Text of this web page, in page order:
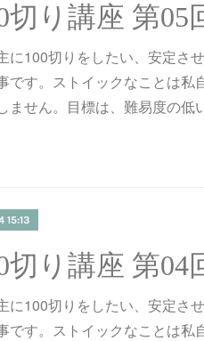
に100切りをしたい、安定さ
です。ストイックなことは私
ません。目標は、難易度の
15:13
に100切りをしたい、安定さ
です。ストイックなことは私